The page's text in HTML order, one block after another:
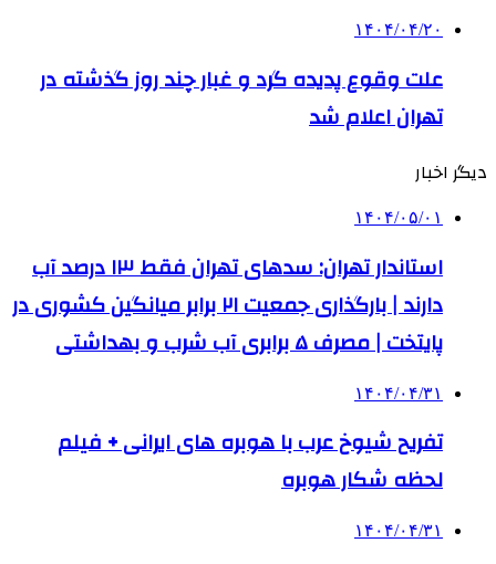
۱۴۰۴/۰۴/۲۰
علت وقوع پدیده گرد و غبار چند روز گذشته در
تهران اعلام شد
دیگر اخبار
۱۴۰۴/۰۵/۰۱
استاندار تهران: سدهای تهران فقط ۱۳ درصد آب
دارند | بارگذاری جمعیت ۲۱ برابر میانگین کشوری در
پایتخت | مصرف ۵ برابری آب شرب و بهداشتی
۱۴۰۴/۰۴/۳۱
تفریح شیوخ عرب با هوبره‌ های ایرانی + فیلم
لحظه شکار هوبره
۱۴۰۴/۰۴/۳۱